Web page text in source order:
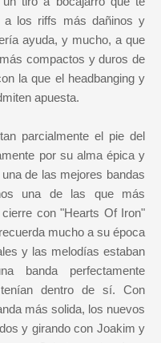
a los riffs más dañinos y
ayuda, y mucho, a que
compactos y duros de
la que el headbanging y
apuesta.
parcialmente el pie del
por su alma épica y
de las mejores bandas
una de las que más
con "Hearts Of Iron"
mucho a su época
y las melodías estaban
banda perfectamente
dentro de sí. Con
más solida, los nuevos
y girando con Joakim y